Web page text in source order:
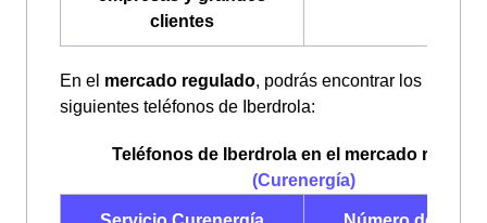
clientes
En el mercado regulado, podrás encontrar los
siguientes teléfonos de Iberdrola:
Teléfonos de Iberdrola en el mercado
(Curenergía)